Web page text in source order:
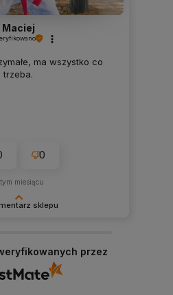
sklepu
szczęśliwi, że mamy
obsługa
Maciej
ma wszystko co
trzeba.
0
miesiącu
przez